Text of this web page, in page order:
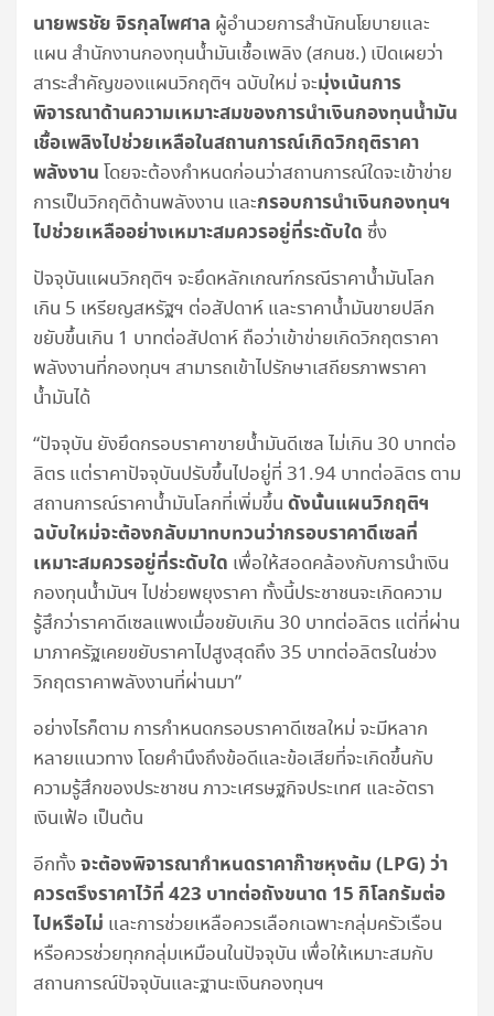
นายพรชัย จิรกุลไพศาล ผู้อำนวยการสำนักนโยบายและ
แผน สำนักงานกองทุนน้ำมันเชื้อเพลิง (สกนช.) เปิดเผยว่า
สาระสำคัญของแผนวิกฤติฯ ฉบับใหม่ จะมุ่งเน้นการ
พิจารณาด้านความเหมาะสมของการนำเงินกองทุนน้ำมัน
เชื้อเพลิงไปช่วยเหลือในสถานการณ์เกิดวิกฤติราคา
พลังงาน โดยจะต้องกำหนดก่อนว่าสถานการณ์ใดจะเข้าข่าย
การเป็นวิกฤติด้านพลังงาน และกรอบการนำเงินกองทุนฯ
ไปช่วยเหลืออย่างเหมาะสมควรอยู่ที่ระดับใด ซึ่ง
ปัจจุบันแผนวิกฤติฯ จะยึดหลักเกณฑ์กรณีราคาน้ำมันโลก
เกิน 5 เหรียญสหรัฐฯ ต่อสัปดาห์ และราคาน้ำมันขายปลีก
ขยับขึ้นเกิน 1 บาทต่อสัปดาห์ ถือว่าเข้าข่ายเกิดวิกฤตราคา
พลังงานที่กองทุนฯ สามารถเข้าไปรักษาเสถียรภาพราคา
น้ำมันได้
“ปัจจุบัน ยังยึดกรอบราคาขายน้ำมันดีเซล ไม่เกิน 30 บาทต่อ
ลิตร แต่ราคาปัจจุบันปรับขึ้นไปอยู่ที่ 31.94 บาทต่อลิตร ตาม
สถานการณ์ราคาน้ำมันโลกที่เพิ่มขึ้น ดังนั้นแผนวิกฤติฯ
ฉบับใหม่จะต้องกลับมาทบทวนว่ากรอบราคาดีเซลที่
เหมาะสมควรอยู่ที่ระดับใด เพื่อให้สอดคล้องกับการนำเงิน
กองทุนน้ำมันฯ ไปช่วยพยุงราคา ทั้งนี้ประชาชนจะเกิดความ
รู้สึกว่าราคาดีเซลแพงเมื่อขยับเกิน 30 บาทต่อลิตร แต่ที่ผ่าน
มาภาครัฐเคยขยับราคาไปสูงสุดถึง 35 บาทต่อลิตรในช่วง
วิกฤตราคาพลังงานที่ผ่านมา”
อย่างไรก็ตาม การกำหนดกรอบราคาดีเซลใหม่ จะมีหลาก
หลายแนวทาง โดยคำนึงถึงข้อดีและข้อเสียที่จะเกิดขึ้นกับ
ความรู้สึกของประชาชน ภาวะเศรษฐกิจประเทศ และอัตรา
เงินเฟ้อ เป็นต้น
อีกทั้งจะต้องพิจารณากำหนดราคาก๊าซหุงต้ม (LPG) ว่า
ควรตรึงราคาไว้ที่ 423 บาทต่อถังขนาด 15 กิโลกรัมต่อ
ไปหรือไม่ และการช่วยเหลือควรเลือกเฉพาะกลุ่มครัวเรือน
หรือควรช่วยทุกกลุ่มเหมือนในปัจจุบัน เพื่อให้เหมาะสมกับ
สถานการณ์ปัจจุบันและฐานะเงินกองทุนฯ